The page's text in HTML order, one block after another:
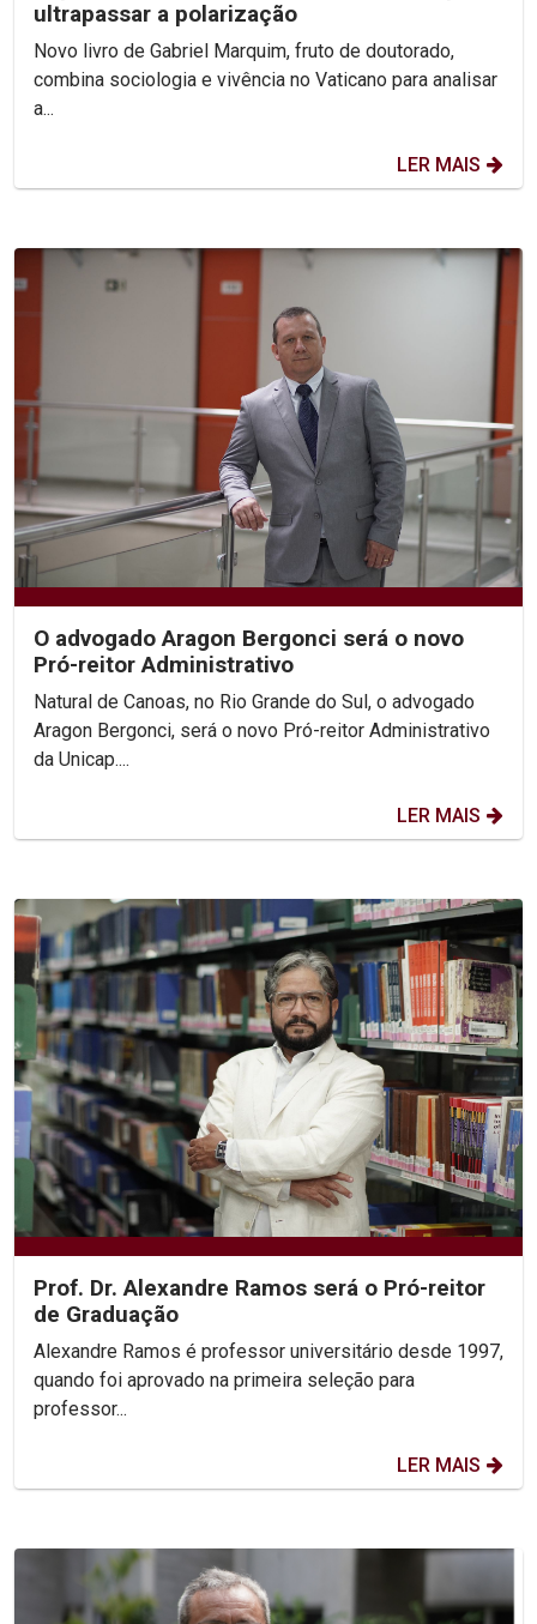
ultrapassar a polarização
Novo livro de Gabriel Marquim, fruto de doutorado,
combina sociologia e vivência no Vaticano para analisar
a...
LER MAIS
O advogado Aragon Bergonci será o novo
Pró-reitor Administrativo
Natural de Canoas, no Rio Grande do Sul, o advogado
Aragon Bergonci, será o novo Pró-reitor Administrativo
da Unicap....
LER MAIS
Prof. Dr. Alexandre Ramos será o Pró-reitor
de Graduação
Alexandre Ramos é professor universitário desde 1997,
quando foi aprovado na primeira seleção para
professor...
LER MAIS